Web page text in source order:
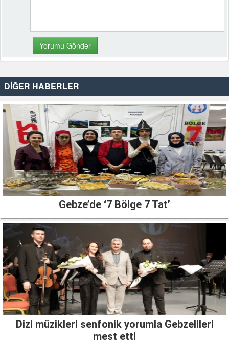
DİĞER HABERLER
Gebze’de ‘7 Bölge 7 Tat’
Dizi müzikleri senfonik yorumla Gebzelileri
mest etti